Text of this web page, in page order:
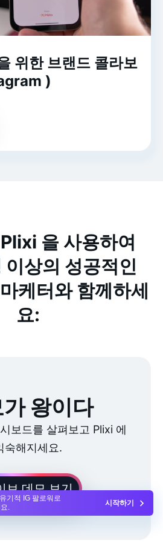
기적 IG 팔로워로
.
시작하기
위한 브랜드 콜라보
)
을 사용하여
상의 성공적인
케터와 함께하세
요:
왕이다
보드를 살펴보고 Plixi 에
숙해지세요.
브 데모 보기